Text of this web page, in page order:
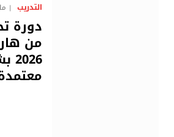
التدريب
دورة
من